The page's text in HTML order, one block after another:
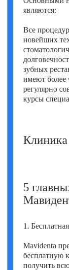
Фатих Айдоган
Хале Башак
Хамдулла Созен
Эркан Доган
Яков Шехтер
являются:
Все
новейших
зубных
имеют более
регулярно
курсы
5
1.
Mavidenta
бесплатную
получить